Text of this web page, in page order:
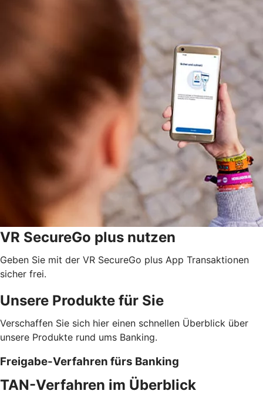
VR SecureGo plus nutzen
Geben Sie mit der VR SecureGo plus App Transaktionen
sicher frei.
Unsere Produkte für Sie
Verschaffen Sie sich hier einen schnellen Überblick über
unsere Produkte rund ums Banking.
Freigabe-Verfahren fürs Banking
TAN-Verfahren im Überblick